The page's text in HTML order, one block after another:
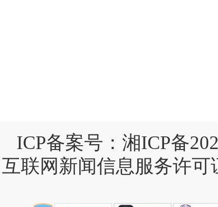
ICP备案号： 湘ICP备
互联网新闻信息服务许可